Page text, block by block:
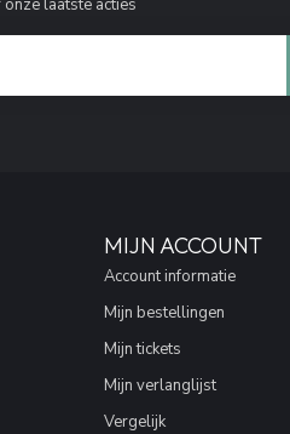
laatste acties
MIJN ACCOUNT
Account informatie
Mijn bestellingen
Mijn tickets
Mijn verlanglijst
Vergelijk